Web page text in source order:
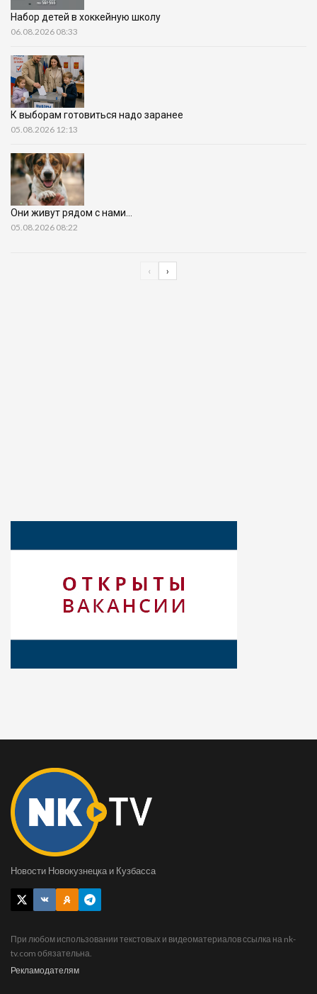
Набор детей в хоккейную школу
06.08.2026 08:33
К выборам готовиться надо заранее
05.08.2026 12:13
Они живут рядом с нами…
05.08.2026 08:22
‹ ›
Новости Новокузнецка и Кузбасса
При любом использовании текстовых и видеоматериалов ссылка на nk-
tv.com обязательна.
Рекламодателям